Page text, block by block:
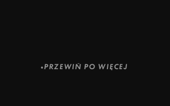
PRZEWIŃ PO WIĘCEJ